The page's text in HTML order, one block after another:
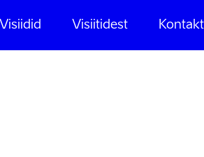
Visiidid Visiitidest Kontakt